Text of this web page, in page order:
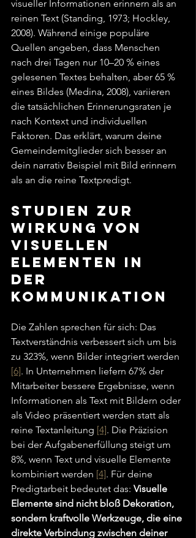
visueller Informationen erinnern als an
reinen Text (Standing, 1973; Hockley,
2008). Während einige populäre
Quellen angeben, dass Menschen
nach drei Tagen nur 10–20 % eines
gelesenen Textes behalten, aber 65 %
eines Bildes (Medina, 2008), variieren
die tatsächlichen Erinnerungsraten je
nach Kontext und individuellen
Faktoren. Das erklärt, warum deine
Gemeindemitglieder sich besser an
dein narrativ Beispiel mit Bild erinnern
als an die reine Textpredigt.
Studien zur
Wirkung von
visuellen
Elementen in
der
Kommunikation
Die Zahlen sprechen für sich: Das
Textverständnis verbessert sich um bis
zu 323%, wenn Bilder integriert werden
[6]. In Unternehmen liefern 67% der
Mitarbeiter bessere Ergebnisse, wenn
Informationen als Text mit Bildern oder
als Video präsentiert werden statt als
reine Textanleitung [4]. Die Präzision
bei der Aufgabenerfüllung steigt um
8%, wenn Text und visuelle Elemente
kombiniert werden [4]. Für deine
Predigtarbeit bedeutet das: Visuelle
Elemente sind nicht bloß Dekoration,
sondern kraftvolle Werkzeuge, die eine
direkte Verbindung zwischen deiner